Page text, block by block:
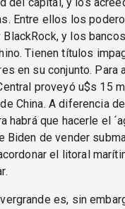
Entre ellos los
BlackRock, y los
Tienen títulos
en su conjunto. Para
proveyó u$s 15
China. A diferencia
habrá que hacerle el
Biden de vender
el litoral
es, sin